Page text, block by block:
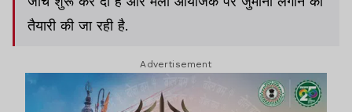
तैयारी की जा रही है.
Advertisement